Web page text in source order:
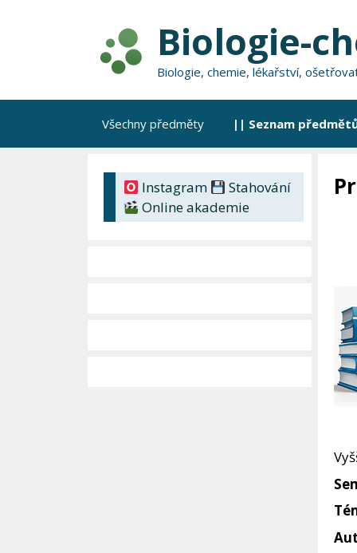
Biologie-
Biologie, chemie, lékařství,
Všechny předměty || Seznam
Instagram
Stahování
Online akademie